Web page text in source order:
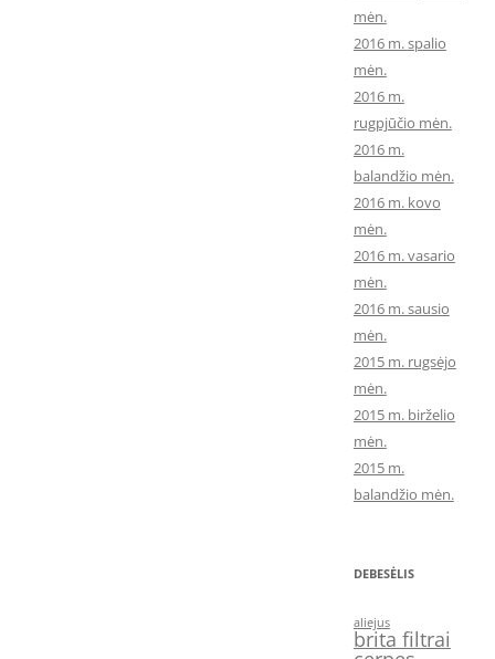
mėn.
2016 m. spalio
mėn.
2016 m.
rugpjūčio mėn.
2016 m.
balandžio mėn.
2016 m. kovo
mėn.
2016 m. vasario
mėn.
2016 m. sausio
mėn.
2015 m. rugsėjo
mėn.
2015 m. birželio
mėn.
2015 m.
balandžio mėn.
DEBESĖLIS
aliejus
brita filtrai